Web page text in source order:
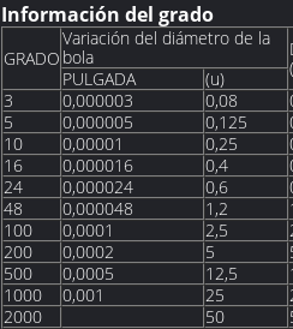
Información del grado
GRADO
Variación del diámetro de la
bola
PULGADA
(u)
3
0,000003 0,08
5
0,000005 0,125
10
0,00001 0,25
16
0,000016 0,4
24
0,000024 0,6
48
0,000048 1,2
100
0,0001 2,5
200
0,0002 5
500
0,0005 12,5
1000
0,001 25
2000
50